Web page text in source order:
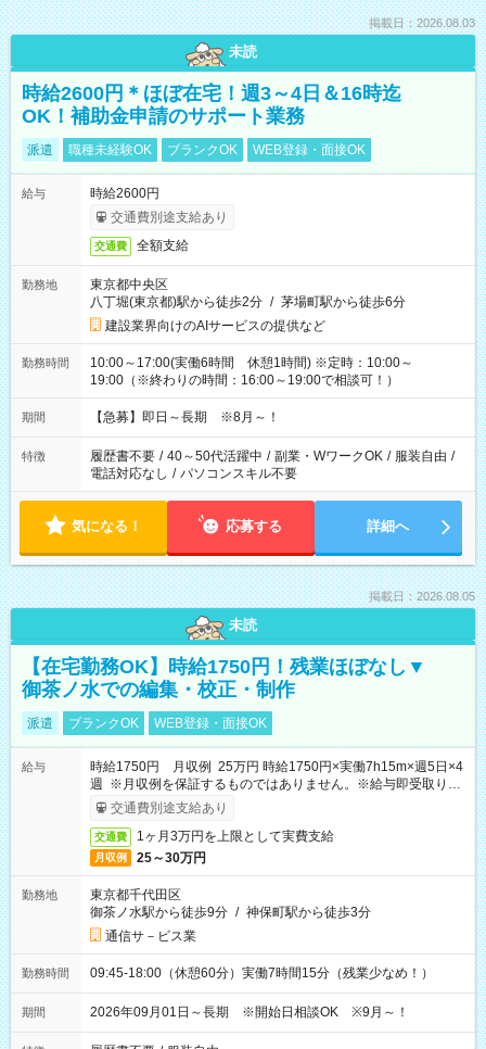
掲載日：2026.08.03
未読
時給2600円＊ほぼ在宅！週3～4日＆16時迄
OK！補助金申請のサポート業務
派遣 職種未経験OK ブランクOK WEB登録・面接OK
給与
時給2600円
交通費別途支給あり
交通費 全額支給
勤務地
東京都中央区
八丁堀(東京都)駅から徒歩2分 / 茅場町駅から徒歩6分
建設業界向けのAIサービスの提供など
勤務時間
10:00～17:00(実働6時間 休憩1時間) ※定時：10:00～
19:00（※終わりの時間：16:00～19:00で相談可！）
期間 【急募】即日～長期 ※8月～！
特徴 履歴書不要 / 40～50代活躍中 / 副業・WワークOK / 服装自由 /
電話対応なし / パソコンスキル不要
気になる！ 応募する 詳細へ
掲載日：2026.08.05
未読
【在宅勤務OK】時給1750円！残業ほぼなし▼
御茶ノ水での編集・校正・制作
派遣 ブランクOK WEB登録・面接OK
給与
時給1750円 月収例 25万円 時給1750円×実働7h15m×週5日×4
週 ※月収例を保証するものではありません。※給与即受取りサ
ービス利用可（利用条件有）
交通費別途支給あり
交通費 1ヶ月3万円を上限として実費支給
月収例 25～30万円
勤務地
東京都千代田区
御茶ノ水駅から徒歩9分 / 神保町駅から徒歩3分
通信サ－ビス業
勤務時間 09:45-18:00（休憩60分）実働7時間15分（残業少なめ！）
期間 2026年09月01日～長期 ※開始日相談OK ※9月～！